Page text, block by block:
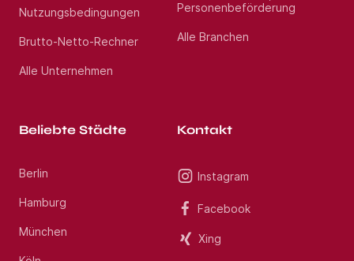
Nutzungsbedingungen
Brutto-Netto-Rechner
Alle Unternehmen
Personenbeförderung
Alle Branchen
Beliebte Städte
Berlin
Hamburg
München
Kontakt
Instagram
Facebook
Xing